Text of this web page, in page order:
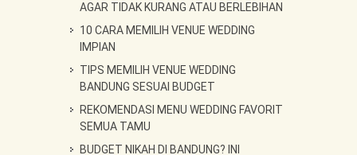
AGAR TIDAK KURANG ATAU BERLEBIHAN
10 CARA MEMILIH VENUE WEDDING
IMPIAN
TIPS MEMILIH VENUE WEDDING
BANDUNG SESUAI BUDGET
REKOMENDASI MENU WEDDING FAVORIT
SEMUA TAMU
BUDGET NIKAH DI BANDUNG? INI